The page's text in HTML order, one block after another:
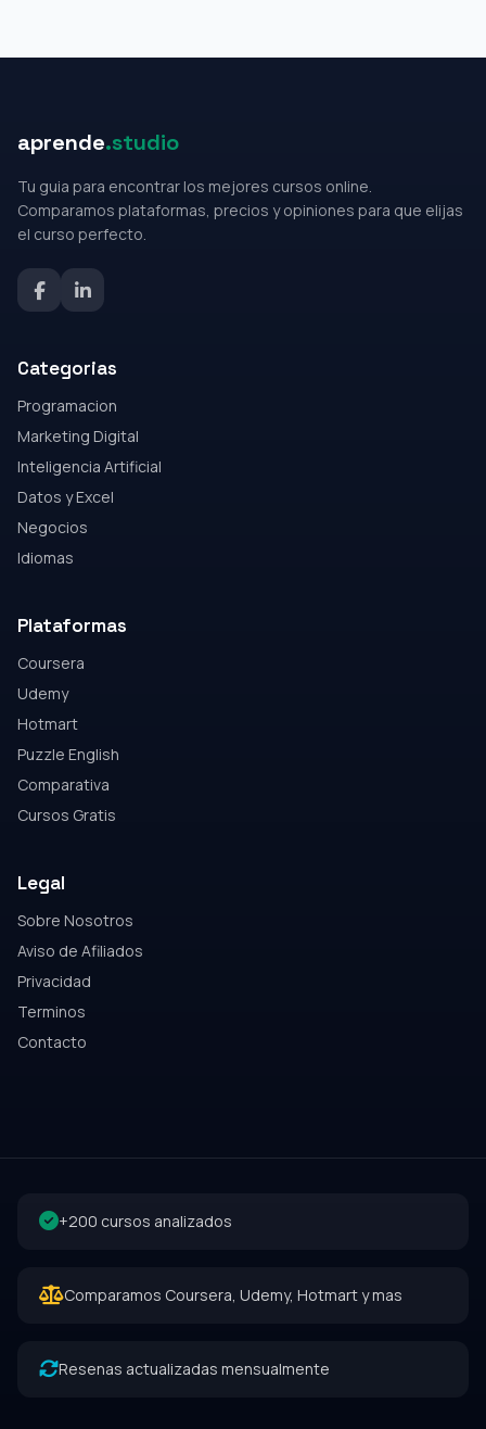
aprende.studio
Tu guia para encontrar los mejores cursos online.
Comparamos plataformas, precios y opiniones para que elijas
el curso perfecto.
Categorias
Programacion
Marketing Digital
Inteligencia Artificial
Datos y Excel
Negocios
Idiomas
Plataformas
Coursera
Udemy
Hotmart
Puzzle English
Comparativa
Cursos Gratis
Legal
Sobre Nosotros
Aviso de Afiliados
Privacidad
Terminos
Contacto
+200 cursos analizados
Comparamos Coursera, Udemy, Hotmart y mas
Resenas actualizadas mensualmente